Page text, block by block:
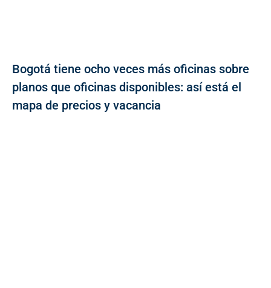
Bogotá tiene ocho veces más oficinas sobre
planos que oficinas disponibles: así está el
mapa de precios y vacancia